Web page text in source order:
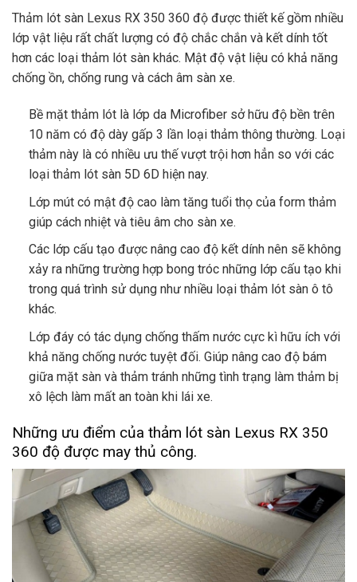
Thảm lót sàn Lexus RX 350 360 độ được thiết kế gồm nhiều
lớp vật liệu rất chất lượng có độ chắc chắn và kết dính tốt
hơn các loại thảm lót sàn khác. Mật độ vật liệu có khả năng
chống ồn, chống rung và cách âm sàn xe.
Bề mặt thảm lót là lớp da Microfiber sở hữu độ bền trên
10 năm có độ dày gấp 3 lần loại thảm thông thường. Loại
thảm này là có nhiều ưu thế vượt trội hơn hẳn so với các
loại thảm lót sàn 5D 6D hiện nay.
Lớp mút có mật độ cao làm tăng tuổi thọ của form thảm
giúp cách nhiệt và tiêu âm cho sàn xe.
Các lớp cấu tạo được nâng cao độ kết dính nên sẽ không
xảy ra những trường hợp bong tróc những lớp cấu tạo khi
trong quá trình sử dụng như nhiều loại thảm lót sàn ô tô
khác.
Lớp đáy có tác dụng chống thấm nước cực kì hữu ích với
khả năng chống nước tuyệt đối. Giúp nâng cao độ bám
giữa mặt sàn và thảm tránh những tình trạng làm thảm bị
xô lệch làm mất an toàn khi lái xe.
Những ưu điểm của thảm lót sàn Lexus RX 350
360 độ được may thủ công.